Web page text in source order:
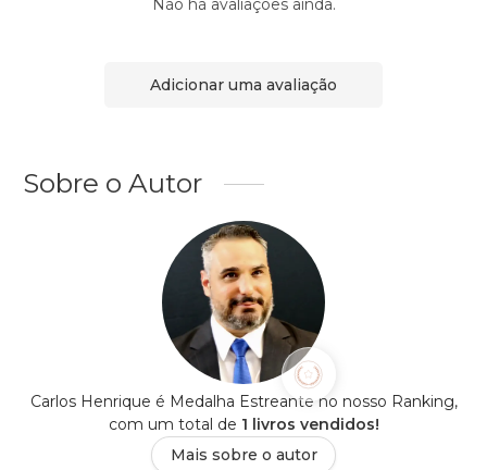
Não há avaliações ainda.
Adicionar uma avaliação
Sobre o Autor
Carlos Henrique é Medalha Estreante no nosso Ranking,
com um total de 1 livros vendidos!
Mais sobre o autor